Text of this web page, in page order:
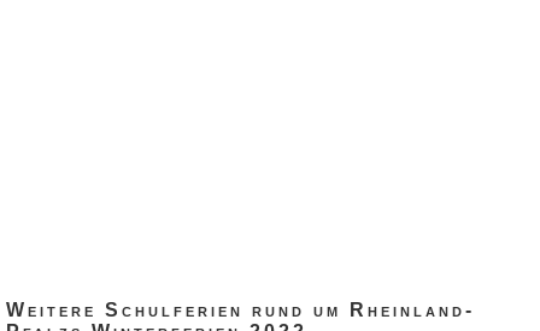
Weitere Schulferien rund um Rheinland-